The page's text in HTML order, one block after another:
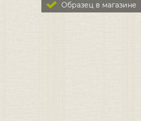
Образец в магазине